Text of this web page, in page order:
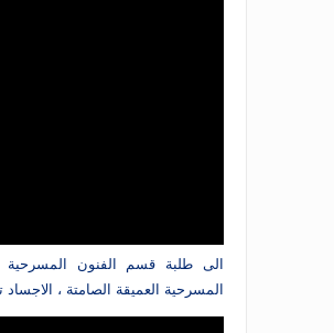
الى طلبة قسم الفنون المسرحية
المسرحية العميقة الصامتة ، الاجساد